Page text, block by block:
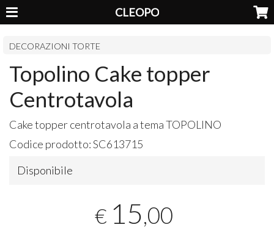
CLEOPO
DECORAZIONI TORTE
Topolino Cake topper
Centrotavola
Cake topper centrotavola a temaTOPOLINO
Codice prodotto:SC613715
Disponibile
€ 15,00